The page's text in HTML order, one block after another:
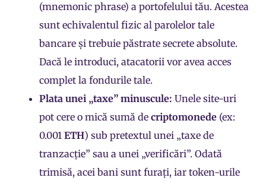
(mnemonic phrase) a portofelului tău. Acestea
sunt echivalentul fizic al parolelor tale
bancare și trebuie păstrate secrete absolute.
Dacă le introduci, atacatorii vor avea acces
complet la fondurile tale.
Plata unei „taxe” minuscule: Unele site-uri
pot cere o mică sumă de criptomonede (ex:
0.001 ETH) sub pretextul unei „taxe de
tranzacție” sau a unei „verificări”. Odată
trimisă, acei bani sunt furați, iar token-urile